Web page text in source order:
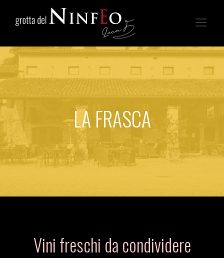
LA FRASCA
Vini freschi da condividere